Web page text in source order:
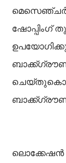
ഷോപ്പിംഗ്
ലൊക്കേഷൻ